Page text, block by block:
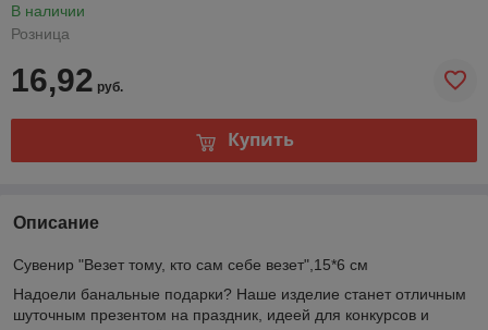
В наличии
Розница
16,92 руб.
Купить
Описание
Сувенир "Везет тому, кто сам себе везет",15*6 см
Надоели банальные подарки? Наше изделие станет отличным
шуточным презентом на праздник, идеей для конкурсов и